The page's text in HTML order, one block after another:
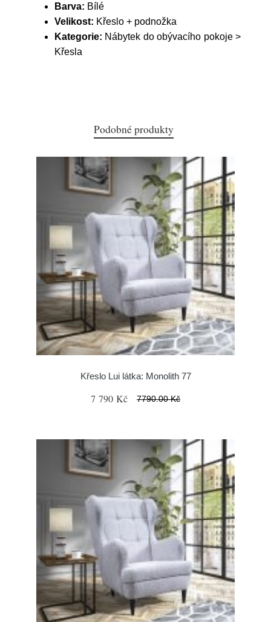
Barva: Bílé
Velikost: Křeslo + podnožka
Kategorie: Nábytek do obývacího pokoje >
Křesla
Podobné produkty
Křeslo Lui látka: Monolith 77
7 790 Kč 7790.00 Kč